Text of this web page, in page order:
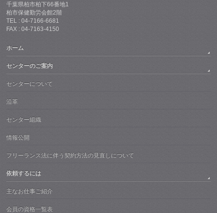
千葉県柏市柏下66番地1
柏市保健勤労会館2階
TEL : 04-7166-6681
FAX : 04-7163-4150
ホーム
センターのご案内
センターについて
沿革
センター組織
情報公開
フリーランス法に伴う契約方法の見直しについて
依頼するには
主なお仕事ご紹介
会員の資格一覧表